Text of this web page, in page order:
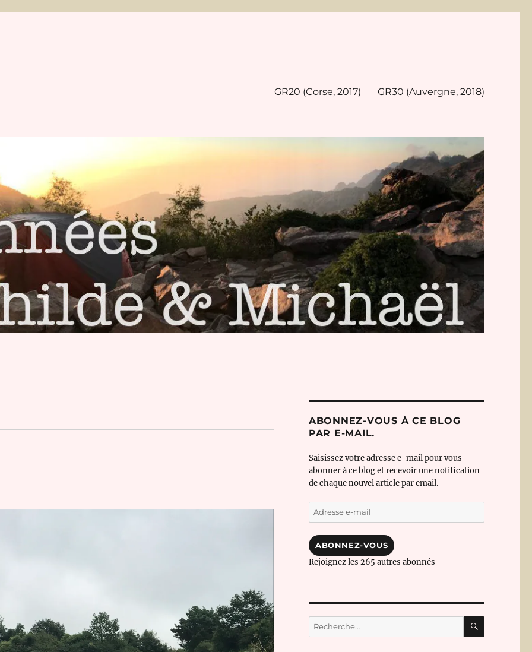
GR20 (Corse, 2017) GR30 (Auvergne, 2018)
ABONNEZ-VOUS À CE BLOG
PAR E-MAIL.
Saisissez votre adresse e-mail pour vous
abonner à ce blog et recevoir une notification
de chaque nouvel article par email.
Adresse
e-
mail
ABONNEZ-VOUS
Rejoignez les 265 autres abonnés
Recherche
pour :